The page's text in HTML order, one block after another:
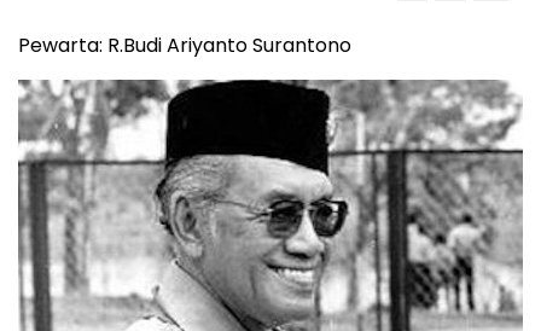
Pewarta: R.Budi Ariyanto Surantono